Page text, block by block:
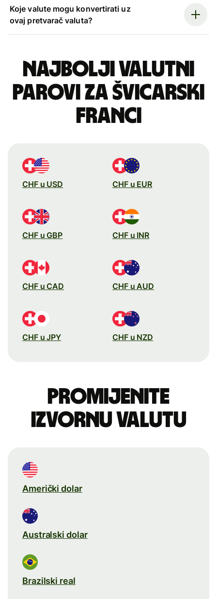
Koje valute mogu konvertirati uz
ovaj pretvarač valuta?
Najbolji valutni
parovi za švicarski
franci
CHF u USD CHF u EUR
CHF u GBP CHF u INR
CHF u CAD CHF u AUD
CHF u JPY CHF u NZD
Promijenite
izvornu valutu
Američki dolar
Australski dolar
Brazilski real